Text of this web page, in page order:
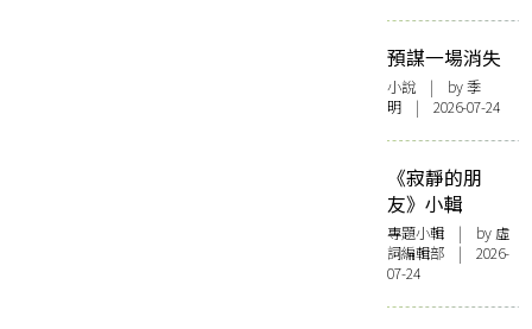
預謀一場消失
小說 | by 季
明 | 2026-07-24
《寂靜的朋
友》小輯
專題小輯 | by 虛
詞編輯部 | 2026-
07-24